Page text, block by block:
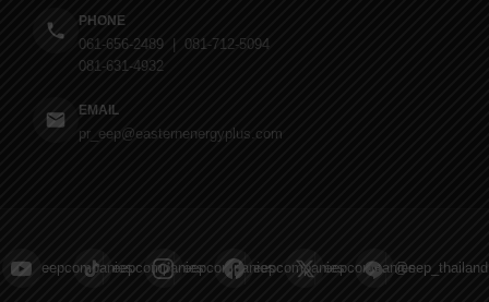
PHONE
061-656-2489 | 081-712-5094
081-631-4932
EMAIL
pr_eep@easternenergyplus.com
eepcompanieseepcompanieseepcompanieseepcompanieseepcompanies@eep_thailand